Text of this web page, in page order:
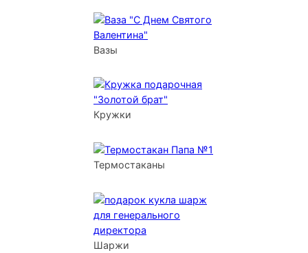
Вазы
Кружки
Термостаканы
Шаржи